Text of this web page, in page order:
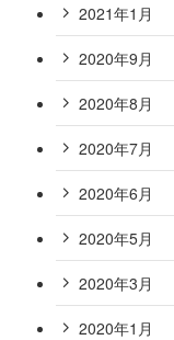
2021年1月
2020年9月
2020年8月
2020年7月
2020年6月
2020年5月
2020年3月
2020年1月